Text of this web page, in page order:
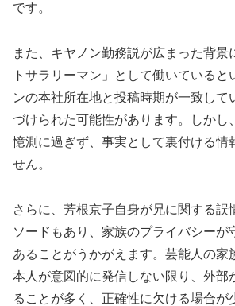
です。
また、キヤノン勤務説が広まった背景
トサラリーマン」として働いていると
ンの本社所在地と投稿時期が一致して
づけられた可能性があります。しかし
憶測に過ぎず、事実として裏付ける情
せん。
さらに、芳根京子自身が兄に関する誤
ソードもあり、家族のプライバシーが
あることがうかがえます。芸能人の家
本人が意図的に発信しない限り、外部
ることが多く、正確性に欠ける場合が